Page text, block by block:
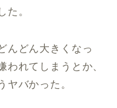
た。
んどん大きくなっ
われてしまうとか、
ヤバかった。